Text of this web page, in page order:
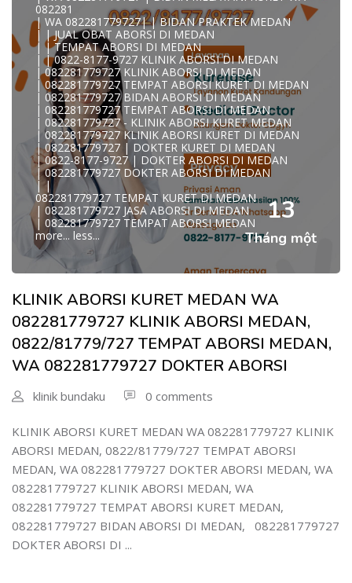
082281
| WA 082281779727| | BIDAN PRAKTEK MEDAN
| | JUAL OBAT ABORSI DI MEDAN
| | TEMPAT ABORSI DI MEDAN
| | 0822-8177-9727 KLINIK ABORSI DI MEDAN
| 082281779727 KLINIK ABORSI DI MEDAN
| 082281779727 TEMPAT ABORSI KURET DI MEDAN
| 082281779727 BIDAN ABORSI DI MEDAN
| 082281779727 TEMPAT ABORSI DI MEDAN
| 082281779727 - KLINIK ABORSI KURET MEDAN
| 082281779727 KLINIK ABORSI KURET DI MEDAN
| 082281779727 | DOKTER KURET DI MEDAN
| 0822-8177-9727 | DOKTER ABORSI DI MEDAN
| 082281779727 DOKTER ABORSI DI MEDAN
| |
082281779727 TEMPAT KURET DI MEDAN
| 082281779727 JASA ABORSI DI MEDAN
| 082281779727 TEMPAT ABORSI MEDAN
more... less...
13
Tháng một
KLINIK ABORSI KURET MEDAN WA
082281779727 KLINIK ABORSI MEDAN,
0822/81779/727 TEMPAT ABORSI MEDAN,
WA 082281779727 DOKTER ABORSI
klinik bundaku 0 comments
KLINIK ABORSI KURET MEDAN WA 082281779727 KLINIK
ABORSI MEDAN, 0822/81779/727 TEMPAT ABORSI
MEDAN, WA 082281779727 DOKTER ABORSI MEDAN, WA
082281779727 KLINIK ABORSI MEDAN, WA
082281779727 TEMPAT ABORSI KURET MEDAN,
082281779727 BIDAN ABORSI DI MEDAN, 082281779727
DOKTER ABORSI DI ...
WA 082281779727 TEMPAT ABORSI KURET MEDAN
082281779727 BIDAN ABORSI DI MEDAN
082281779727 DOKTER ABORSI DI MEDAN
WA 0822*81779*727 TEMPAT ABORSI MEDAN
WA 082281779727 DOKTER KURET DI MEDAN
WA 082281779727 TEMPAT KURET DI MEDAN
WA 082281779727 JASA ABORSI DI MEDAN
| WA 082-281-779-727 KURET AMAN WA 082281779727
TE
| WA 082-281-779-727 LOKASI ABORSI DI MEDAN
082-281-779-727 ABORSI AMAN DI MEDAN
| WA 082281779727 BIDAN MELAYANI KURET WA
08228177
WA 082281779727 BIDAN PRAKTEK MEDAN
| KLINIK ABORSI MEDAN
WA 082281779727 TEMPAT ABORSI DI MEDAN
| 082281779727 KLINIK ABORSI MEDAN
| WA 0822-8177-9727 DOKTER ABORSI DI MEDAN
| WA 082*2817797*27 BIDAN ABORSI DI MEDAN
| WA 0822*81779*727 KLINIK KURET DI MEDAN
WA 082281779727 KURET AMAN | WA 082281779727
KLINI
| WA 082/281779/727 KLINIK ABORSI KURET DI MEDAN
| WA 082281779727 DOKTER KURET DI MEDAN
WA 082281779727 DOKTER ABORSI DI MEDAN
| WA 08228*1779*727 TEMPAT KURET DI MEDAN
| WA )082281779727) JASA ABORSI DI MEDAN
| WA 0822#8177#9727 TEMPAT ABORSI MEDAN
| ABORSI AMAN DI MEDAN
| WA 082281779727 TEMPAT KURET MEDAN
0822817797
| WA 082281779727BIDAN PRAKTEK MEDAN
JUAL OBAT ABORSI DI MEDAN
| TEMPAT ABORSI DI MEDAN
| HTTPS://WA.ME/6282281779727 WA 082-281-779-727 K
| WA 082281779727 KLINIK ABORSI KURET DI MEDAN
| WA 082281779727 TEMPAT ABORSI DI MEDAN
| WA 082281779727 BIDAN ABORSI DI MEDAN
| WA 082281779727 TEMPAT ABORSI MEDAN
| 0822-8177-9727 DOKTER ABORSI DI MEDAN
| WA 082281779727 TEMPAT ABORSI KURET DI MEDAN